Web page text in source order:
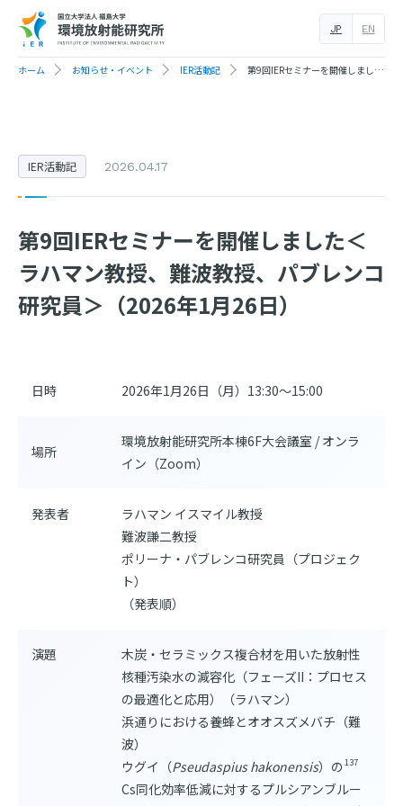
EN
JP
ホーム お知らせ・イベント IER活動記 第9回IERセミナーを開催しました＜ラハマン教授、難波教授、パブレンコ研究員＞（2026年1月26日）
第9回IERセミナーを開催しました＜
ラハマン教授、難波教授、パブレンコ
研究員＞（2026年1月26日）
IER活動記 2026.04.17
日時 2026年1月26日（月）13:30～15:00
場所
環境放射能研究所本棟6F大会議室 / オンラ
イン（Zoom）
発表者
ラハマン イスマイル教授
難波謙二教授
ポリーナ・パブレンコ研究員（プロジェク
ト）
（発表順）
演題
木炭・セラミックス複合材を用いた放射性
核種汚染水の減容化（フェーズII：プロセス
の最適化と応用）（ラハマン）
浜通りにおける養蜂とオオスズメバチ（難
波）
ウグイ（Pseudaspius hakonensis）の 137
Cs同化効率低減に対するプルシアンブルー